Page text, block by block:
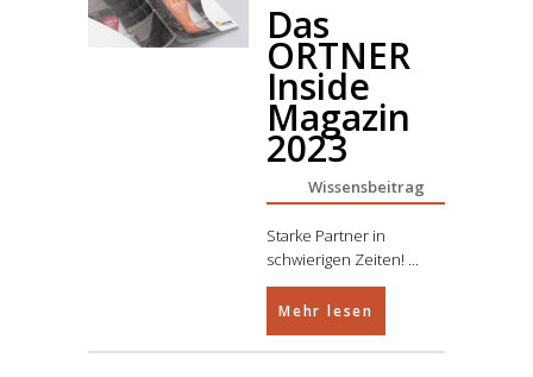
Das
ORTNER
Inside
Magazin
2023
Wissensbeitrag
Starke Partner in
schwierigen Zeiten!
Mehr lesen